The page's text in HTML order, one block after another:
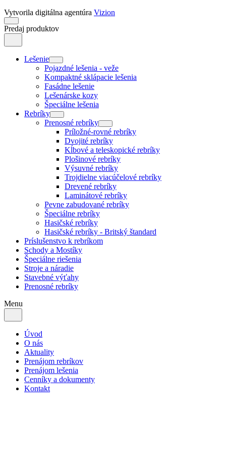
Vytvorila digitálna agentúra Vizion
Predaj produktov
Lešenie
Pojazdné lešenia - veže
Kompaktné sklápacie lešenia
Fasádne lešenie
Lešenárske kozy
Špeciálne lešenia
Rebríky
Prenosné rebríky
Príložné-rovné rebríky
Dvojité rebríky
Kĺbové a teleskopické rebríky
Plošinové rebríky
Výsuvné rebríky
Trojdielne viacúčelové rebríky
Drevené rebríky
Laminátové rebríky
Pevne zabudované rebríky
Špeciálne rebríky
Hasičské rebríky
Hasičské rebríky - Britský štandard
Príslušenstvo k rebríkom
Schody a Mostíky
Špeciálne riešenia
Stroje a náradie
Stavebné výťahy
Prenosné rebríky
Menu
Úvod
O nás
Aktuality
Prenájom rebríkov
Prenájom lešenia
Cenníky a dokumenty
Kontakt